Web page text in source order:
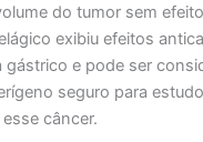
do tumor sem
exibiu efeitos
gástrico e pode ser
seguro para
câncer.